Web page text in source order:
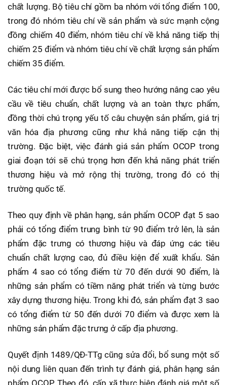
chất lượng. Bộ tiêu chí gồm ba nhóm với tổng điểm 100,
trong đó nhóm tiêu chí về sản phẩm và sức mạnh cộng
đồng chiếm 40 điểm, nhóm tiêu chí về khả năng tiếp thị
chiếm 25 điểm và nhóm tiêu chí về chất lượng sản phẩm
chiếm 35 điểm.
Các tiêu chí mới được bổ sung theo hướng nâng cao yêu
cầu về tiêu chuẩn, chất lượng và an toàn thực phẩm,
đồng thời chú trọng yếu tố câu chuyện sản phẩm, giá trị
văn hóa địa phương cũng như khả năng tiếp cận thị
trường. Đặc biệt, việc đánh giá sản phẩm OCOP trong
giai đoạn tới sẽ chú trọng hơn đến khả năng phát triển
thương hiệu và mở rộng thị trường, trong đó có thị
trường quốc tế.
Theo quy định về phân hạng, sản phẩm OCOP đạt 5 sao
phải có tổng điểm trung bình từ 90 điểm trở lên, là sản
phẩm đặc trưng có thương hiệu và đáp ứng các tiêu
chuẩn chất lượng cao, đủ điều kiện để xuất khẩu. Sản
phẩm 4 sao có tổng điểm từ 70 đến dưới 90 điểm, là
những sản phẩm có tiềm năng phát triển và từng bước
xây dựng thương hiệu. Trong khi đó, sản phẩm đạt 3 sao
có tổng điểm từ 50 đến dưới 70 điểm và được xem là
những sản phẩm đặc trưng ở cấp địa phương.
Quyết định 1489/QĐ-TTg cũng sửa đổi, bổ sung một số
nội dung liên quan đến trình tự đánh giá, phân hạng sản
phẩm OCOP. Theo đó, cấp xã thực hiện đánh giá một số